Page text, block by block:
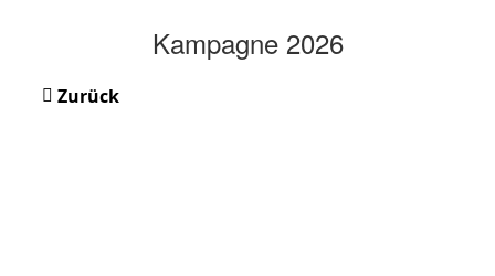
Kampagne 2026
Zurück